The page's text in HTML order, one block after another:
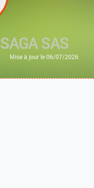
SAGA SAS
Mise à jour le 06/07/2026